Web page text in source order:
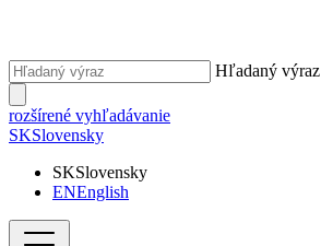
Hľadaný výraz
rozšírené vyhľadávanie
SKSlovensky
SKSlovensky
ENEnglish